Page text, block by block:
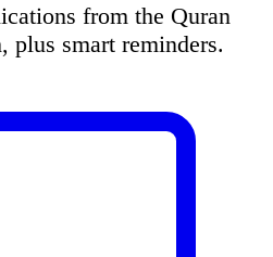
from the Quran
plus smart reminders.